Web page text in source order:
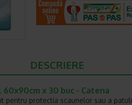
DESCRIERE
60x90cm x 30 buc - Catena
pentru protectia scaunelor sau a